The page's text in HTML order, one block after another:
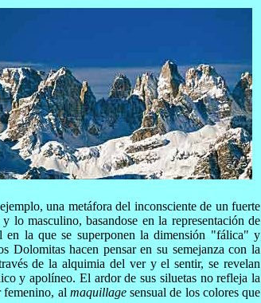
una metáfora del inconsciente de un fuerte
lo masculino, basandose en la representación de
en la que se superponen la dimensión "fálica" y
Dolomitas hacen pensar en su semejanza con la
de la alquimia del ver y el sentir, se revelan
y apolíneo. El ardor de sus siluetas no refleja la
femenino, al maquillagesensual de los colores que